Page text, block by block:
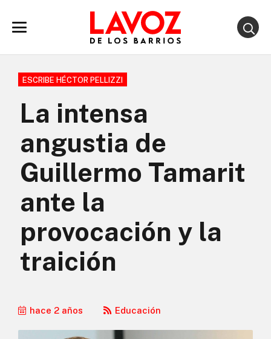
ESCRIBE HÉCTOR PELLIZZI
La intensa
angustia de
Guillermo Tamarit
ante la
provocación y la
traición
hace 2 años Educación